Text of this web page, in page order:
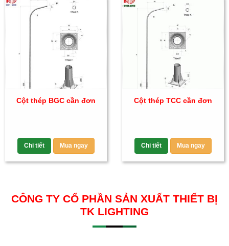
Cột thép BGC cần đơn
Chi tiết Mua ngay
Cột thép TCC cần đơn
Chi tiết Mua ngay
CÔNG TY CỔ PHẦN SẢN XUẤT THIẾT BỊ
TK LIGHTING